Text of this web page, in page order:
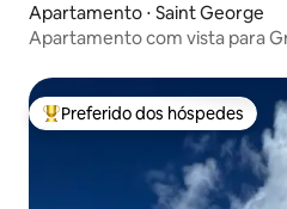
Apartamento ⋅ Saint George
Apartamento com vista para
Entre os melhores preferidos
Preferido dos hóspedes